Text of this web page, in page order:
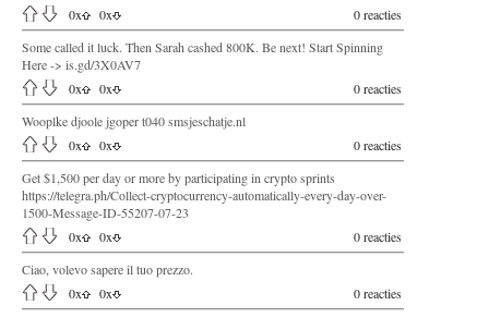
0x 0x
0 reacties
Some called it luck. Then Sarah cashed 800K. Be next! Start Spinning
Here -> is.gd/3X0AV7
0x 0x
0 reacties
Wooplke djoole jgoper t040 smsjeschatje.nl
0x 0x
0 reacties
Get $1,500 per day or more by participating in crypto sprints
https://telegra.ph/Collect-cryptocurrency-automatically-every-day-over-
1500-Message-ID-55207-07-23
0x 0x
0 reacties
Ciao, volevo sapere il tuo prezzo.
0x 0x 0 reacties